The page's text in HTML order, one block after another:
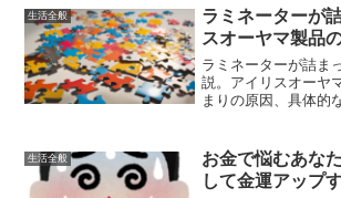
解消するための情報
生活全般
ラミネーターが
スオーヤマ製品
ラミネーターが詰ま
説。アイリスオーヤ
まりの原因、具体的
生活全般
お金で悩むあな
して金運アップ